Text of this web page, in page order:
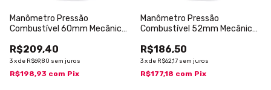
Manômetro Pressão
Combustível 60mm Mecânico
R$209,40
3xde R$69,80 sem juros
R$198,93 com Pix
Manômetro Pressão
Combustível 52mm Mecânico
R$186,50
3xde R$62,17 sem juros
R$177,18 com Pix